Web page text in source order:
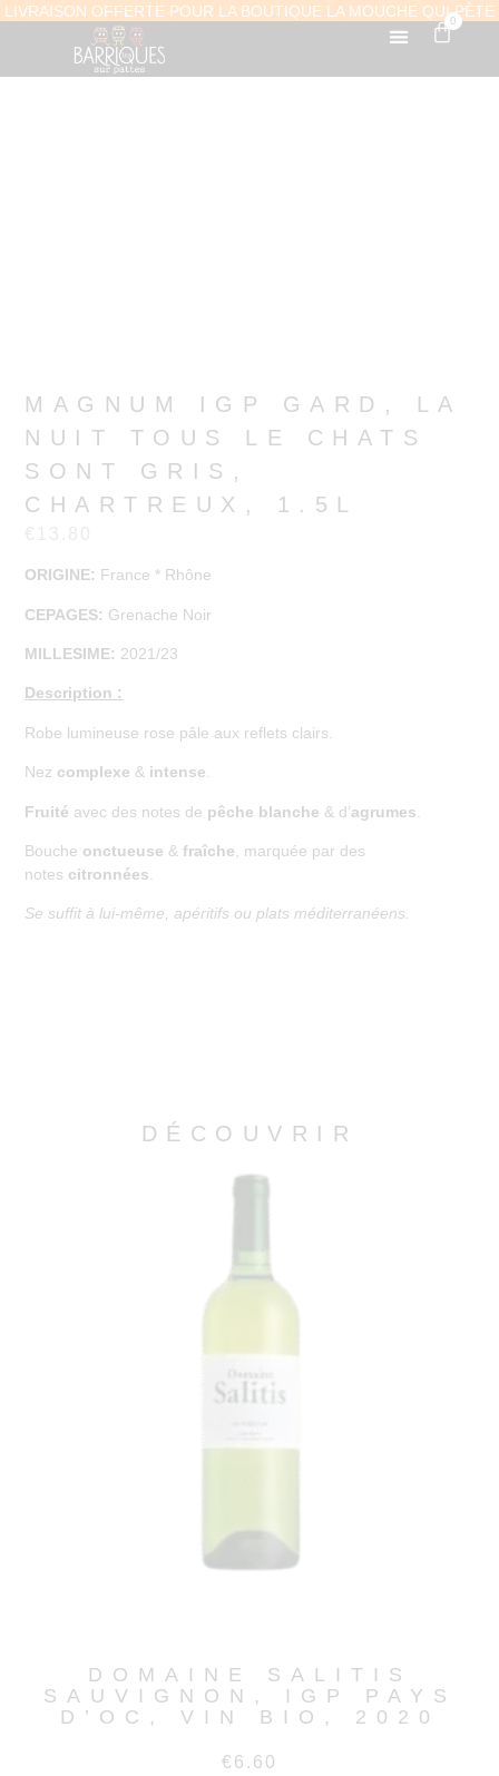
LIVRAISON OFFERTE POUR LA BOUTIQUE LA MOUCHE QUI PÈTE
0
MAGNUM IGP GARD, LA
NUIT TOUS LE CHATS
SONT GRIS,
CHARTREUX, 1.5L
ORIGINE: France * Rhône
CEPAGES: Grenache Noir
MILLESIME: 2021/23
Description :
Robe lumineuse rose pâle aux reflets clairs.
Nez complexe & intense.
Fruité avec des notes de pêche blanche & d’agrumes
Bouche onctueuse &fraîche , marquée par des
notes citronnées
Se suffit à lui-même, apéritifs ou plats méditerranéens.
DÉCOUVRIR
DOMAINE SALITIS
SAUVIGNON, IGP PAYS
D’OC, VIN BIO, 2020
€ 6.60